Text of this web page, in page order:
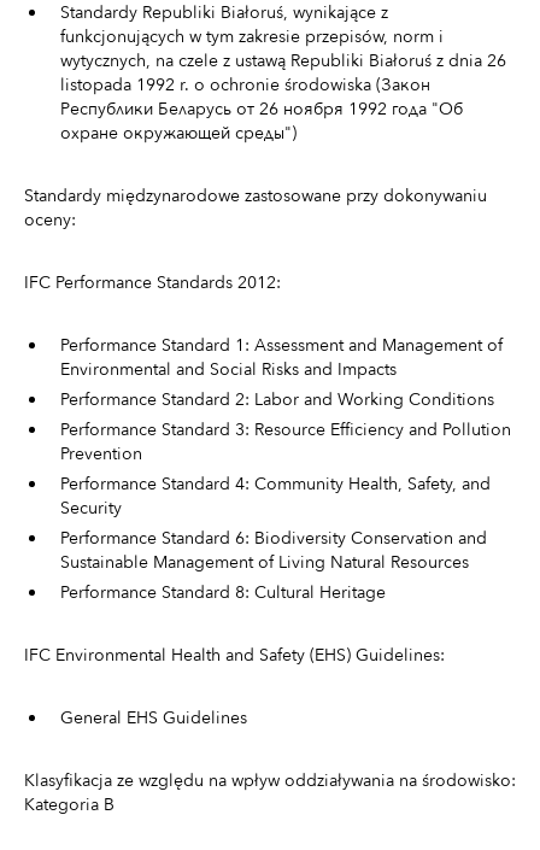
Standardy Republiki Białoruś, wynikające z
funkcjonujących w tym zakresie przepisów, norm i
wytycznych, na czele z ustawą Republiki Białoruś z dnia 26
listopada 1992 r. o ochronie środowiska (Закон
Республики Беларусь от 26 ноября 1992 года "Об
охране окружающей среды")
Standardy międzynarodowe zastosowane przy dokonywaniu
oceny:
IFC Performance Standards 2012:
Performance Standard 1: Assessment and Management of
Environmental and Social Risks and Impacts
Performance Standard 2: Labor and Working Conditions
Performance Standard 3: Resource Efficiency and Pollution
Prevention
Performance Standard 4: Community Health, Safety, and
Security
Performance Standard 6: Biodiversity Conservation and
Sustainable Management of Living Natural Resources
Performance Standard 8: Cultural Heritage
IFC Environmental Health and Safety (EHS) Guidelines:
General EHS Guidelines
Klasyfikacja ze względu na wpływ oddziaływania na środowisko:
Kategoria B